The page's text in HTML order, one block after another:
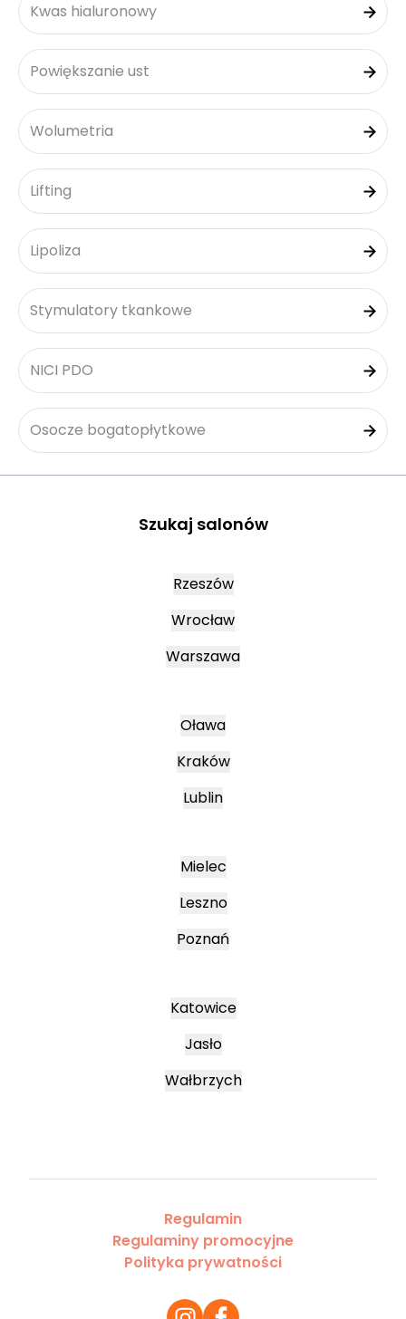
Kwas hialuronowy
Powiększanie ust
Wolumetria
Lifting
Lipoliza
Stymulatory tkankowe
NICI PDO
Osocze bogatopłytkowe
Szukaj salonów
Rzeszów
Wrocław
Warszawa
Oława
Kraków
Lublin
Mielec
Leszno
Poznań
Katowice
Jasło
Wałbrzych
Regulamin
Regulaminy promocyjne
Polityka prywatności